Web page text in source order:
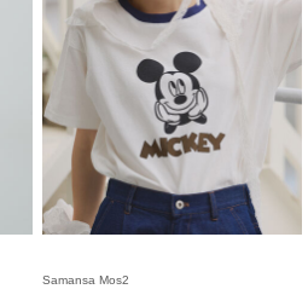
Samansa Mos2